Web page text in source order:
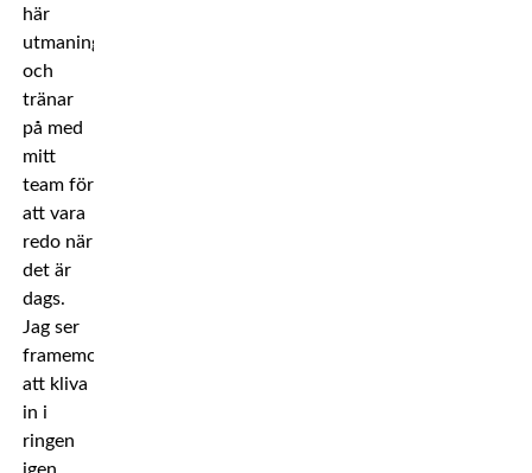
här
utmaningen
och
tränar
på med
mitt
team för
att vara
redo när
det är
dags.
Jag ser
framemot
att kliva
in i
ringen